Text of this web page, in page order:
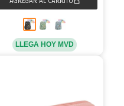
LLEGA HOY MVD